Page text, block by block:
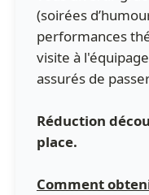
(soirées
performances
visite à
assurés de
Réduction
place.
Comment